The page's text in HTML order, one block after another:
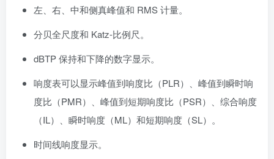
左、右、中和侧真峰值和 RMS 计量。
分贝全尺度和 Katz-比例尺。
dBTP 保持和下降的数字显示。
响度表可以显示峰值到响度比（PLR）、峰值到瞬时响
度比（PMR）、峰值到短期响度比（PSR）、综合响度
（IL）、瞬时响度（ML）和短期响度（SL）。
时间线响度显示。